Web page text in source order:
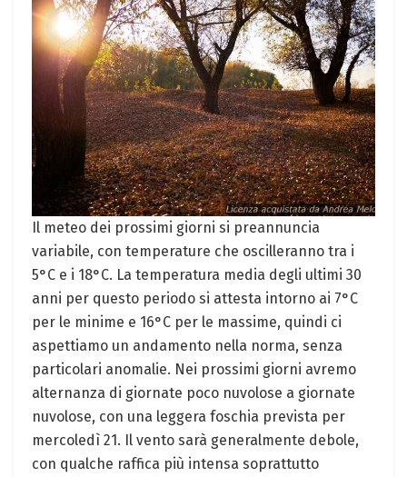
Il meteo dei prossimi giorni si preannuncia
variabile, con temperature che oscilleranno tra i
5°C e i 18°C. La temperatura media degli ultimi 30
anni per questo periodo si attesta intorno ai 7°C
per le minime e 16°C per le massime, quindi ci
aspettiamo un andamento nella norma, senza
particolari anomalie. Nei prossimi giorni avremo
alternanza di giornate poco nuvolose a giornate
nuvolose, con una leggera foschia prevista per
mercoledì 21. Il vento sarà generalmente debole,
con qualche raffica più intensa soprattutto